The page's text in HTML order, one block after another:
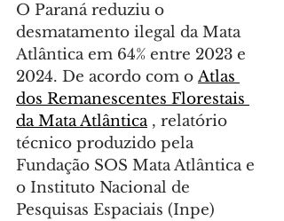
O Paraná reduziu o
desmatamento ilegal da Mata
Atlântica em 64% entre 2023 e
2024. De acordo com o Atlas
dos Remanescentes Florestais
da Mata Atlântica , relatório
técnico produzido pela
Fundação SOS Mata Atlântica e
o Instituto Nacional de
Pesquisas Espaciais (Inpe)